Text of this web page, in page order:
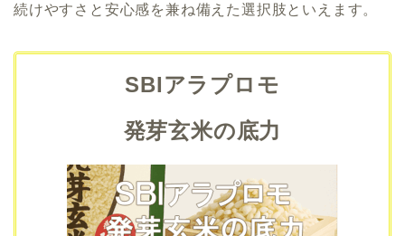
続けやすさと安心感を兼ね備えた選択肢といえます。
SBIアラプロモ
発芽玄米の底力